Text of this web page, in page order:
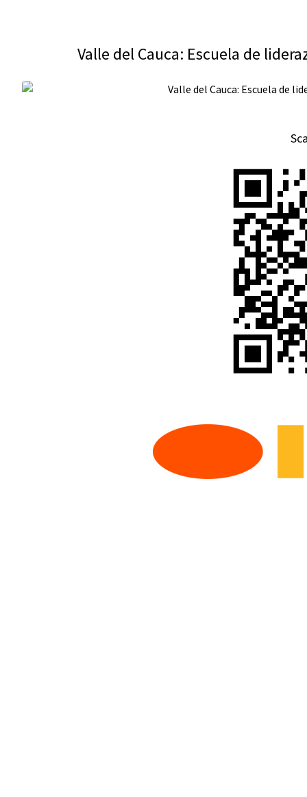
Valle del Cauca: Escuela de